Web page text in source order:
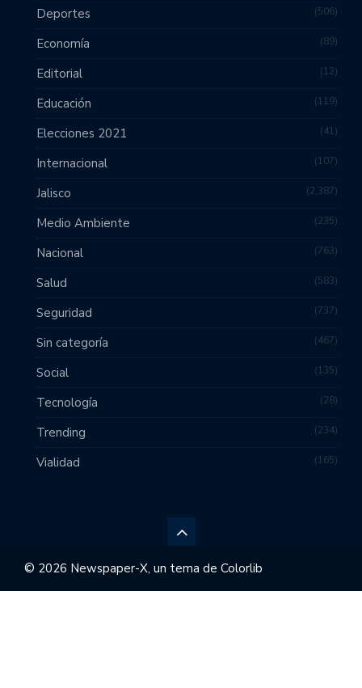
Deportes 506
Economía 89
Editorial 12
Educación 119
Elecciones 2021 41
Internacional 107
Jalisco 2,387
Medio Ambiente 235
Nacional 763
Salud 583
Seguridad 737
Sin categoría 467
Social 135
Tecnología 28
Trending 234
Vialidad 165
© 2026 Newspaper-X, un tema de Colorlib